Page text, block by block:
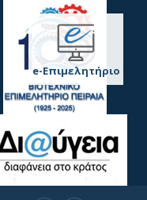
e-Επιμελητήριο